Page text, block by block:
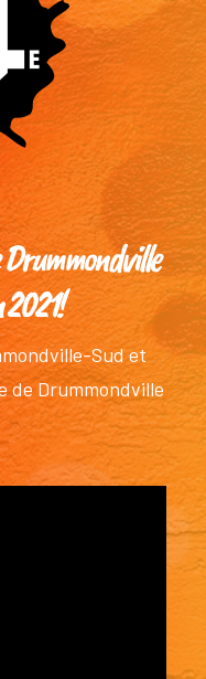
Sud et
Drummondville